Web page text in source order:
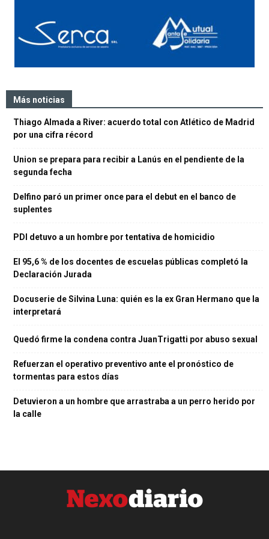
Más noticias
Thiago Almada a River: acuerdo total con Atlético de Madrid
por una cifra récord
Union se prepara para recibir a Lanús en el pendiente de la
segunda fecha
Delfino paró un primer once para el debut en el banco de
suplentes
PDI detuvo a un hombre por tentativa de homicidio
El 95,6 % de los docentes de escuelas públicas completó la
Declaración Jurada
Docuserie de Silvina Luna: quién es la ex Gran Hermano que la
interpretará
Quedó firme la condena contra JuanTrigatti por abuso sexual
Refuerzan el operativo preventivo ante el pronóstico de
tormentas para estos días
Detuvieron a un hombre que arrastraba a un perro herido por
la calle